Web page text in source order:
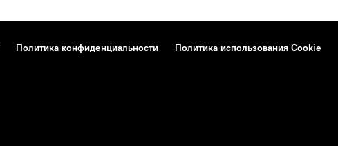
Политика конфиденциальности Политика использования Cookie